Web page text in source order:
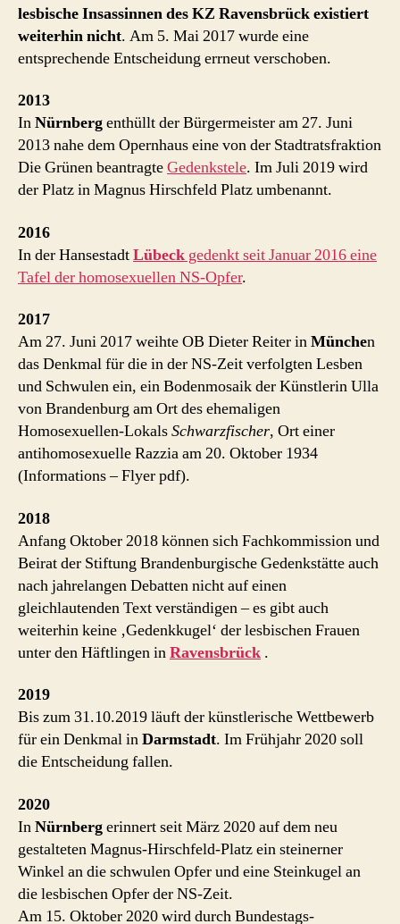
lesbische Insassinnen des KZ Ravensbrück existiert
weiterhin nicht. Am 5. Mai 2017 wurde eine
entsprechende Entscheidung errneut verschoben.
2013
InNürnbergenthüllt der Bürgermeister am 27. Juni
2013 nahe dem Opernhaus eine von der Stadtratsfraktion
Die Grünen beantragteGedenkstele. Im Juli 2019 wird
der Platz in Magnus Hirschfeld Platz umbenannt.
2016
In der HansestadtLübeck gedenkt seit Januar 2016 eine
Tafel der homosexuellen NS-Opfer.
2017
Am 27. Juni 2017 weihte OB Dieter Reiter inMünchen
das Denkmal für die in der NS-Zeit verfolgten Lesben
und Schwulen ein, ein Bodenmosaik der Künstlerin Ulla
von Brandenburg am Ort des ehemaligen
Homosexuellen-LokalsSchwarzfischer, Ort einer
antihomosexuelle Razzia am 20. Oktober 1934
(Informations – Flyer pdf).
2018
Anfang Oktober 2018 können sich Fachkommission und
Beirat der Stiftung Brandenburgische Gedenkstätte auch
nach jahrelangen Debatten nicht auf einen
gleichlautenden Text verständigen – es gibt auch
weiterhin keine ‚Gedenkkugel‘ der lesbischen Frauen
unter den Häftlingen inRavensbrück .
2019
Bis zum 31.10.2019 läuft der künstlerische Wettbewerb
für ein Denkmal inDarmstadt. Im Frühjahr 2020 soll
die Entscheidung fallen.
2020
InNürnbergerinnert seit März 2020 auf dem neu
gestalteten Magnus-Hirschfeld-Platz ein steinerner
Winkel an die schwulen Opfer und eine Steinkugel an
die lesbischen Opfer der NS-Zeit.
Am 15. Oktober 2020 wird durch Bundestags-